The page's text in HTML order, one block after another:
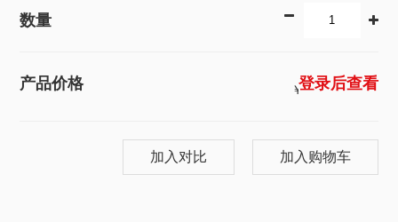
数量
产品价格 登录后查看
￥2381
加入购物车
加入对比